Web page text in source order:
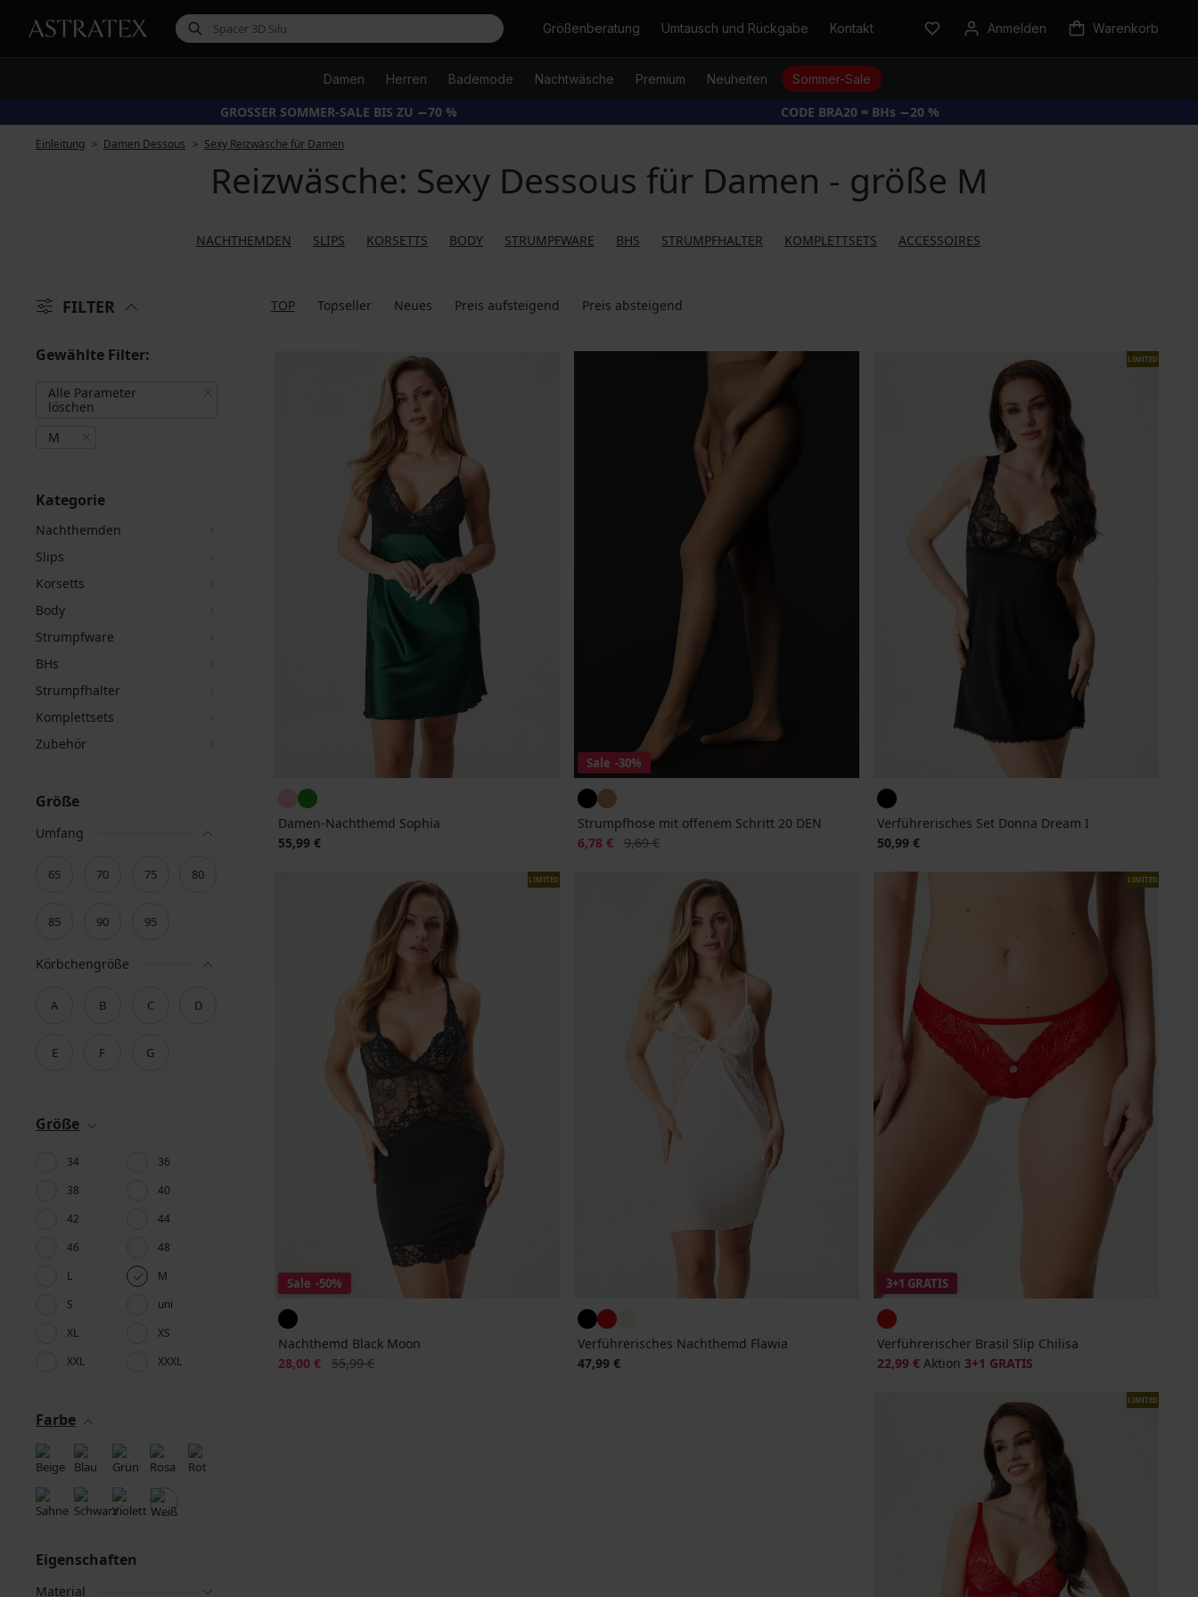
SucheGrößenberatung Umtausch und Rückgabe Kontakt Anmelden Warenkorb
Damen Herren Bademode Nachtwäsche Premium Neuheiten Sommer-Sale
GROSSER SOMMER-SALE BIS ZU −70 % CODE BRA20 = BHs −20 %
Einleitung Damen Dessous Sexy Reizwäsche für Damen
Reizwäsche: Sexy Dessous für Damen - größe M
NACHTHEMDEN SLIPS KORSETTS BODY STRUMPFWARE BHS STRUMPFHALTER KOMPLETTSETS ACCESSOIRES
FILTER TOP Topseller Neues Preis aufsteigend Preis absteigend
Gewählte Filter:
Alle Parameter
löschen
M
Kategorie
Nachthemden
Slips
Korsetts
Body
Strumpfware
BHs
Strumpfhalter
Komplettsets
Zubehör
Größe
Umfang
65 70 75 80
85 90 95
Körbchengröße
A B C D
E F G
Größe
34
36
38
40
42
44
46
48
L
M
S
uni
XL
XS
XXL
XXXL
Farbe
Eigenschaften
Material
Damen-Nachthemd Sophia
55,99 €
Sale -30%
Strumpfhose mit offenem Schritt 20 DEN
Rabatt
6,78 € Alter Preis
9,69 €
LIMITED
Verführerisches Set Donna Dream I
50,99 €
LIMITED
Sale -50%
Nachthemd Black Moon
Rabatt
28,00 € Alter Preis
55,99 €
Verführerisches Nachthemd Flawia
47,99 €
LIMITED
3+1 GRATIS
Verführerischer Brasil Slip Chilisa
22,99 € Aktion 3+1 GRATIS
LIMITED